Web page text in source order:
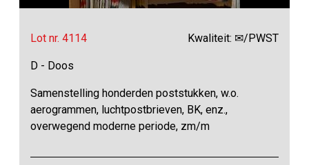
Lot nr. 4114 Kwaliteit: ✉/PWST
D - Doos
Samenstelling honderden poststukken, w.o.
aerogrammen, luchtpostbrieven, BK, enz.,
overwegend moderne periode, zm/m